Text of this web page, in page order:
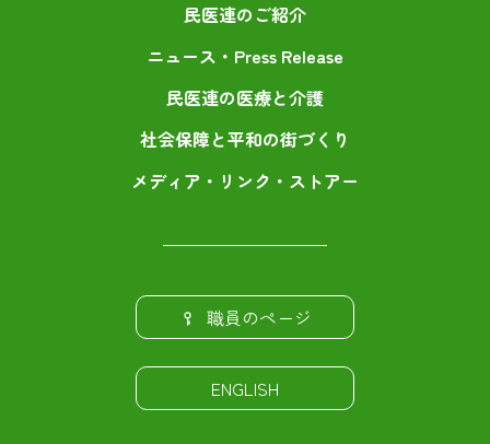
民医連のご紹介
ニュース・Press Release
民医連の医療と介護
社会保障と平和の街づくり
メディア・リンク・ストアー
職員のページ
ENGLISH